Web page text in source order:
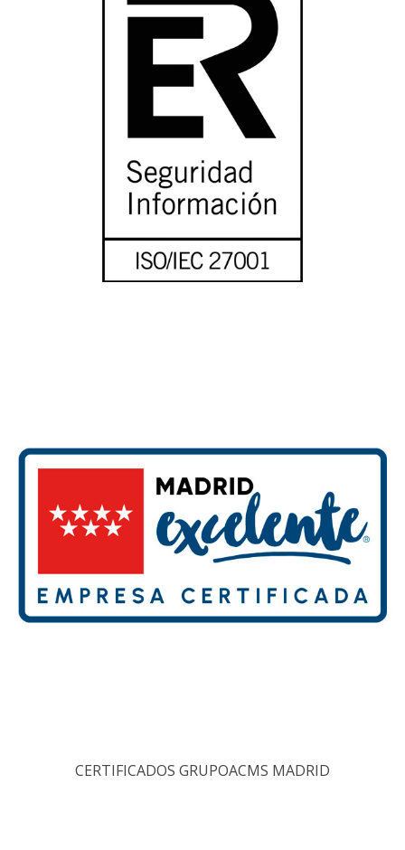
CERTIFICADOS GRUPOACMS MADRID